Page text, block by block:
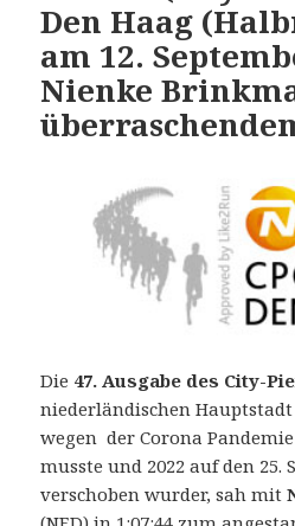
Den Haag
am 12.
Nienke
Die 47. Ausgabe des City-
niederländischen Hauptstadt
wegen der Corona
musste und 2022 auf den 25.
verschoben wurder, sah mit